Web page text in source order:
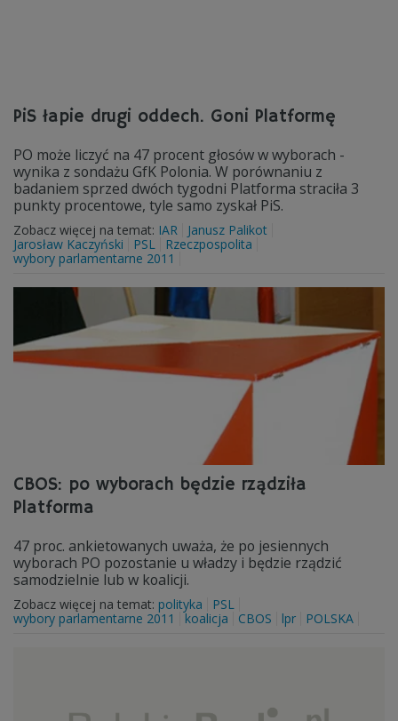
PiS łapie drugi oddech. Goni Platformę
PO może liczyć na 47 procent głosów w wyborach -
wynika z sondażu GfK Polonia. W porównaniu z
badaniem sprzed dwóch tygodni Platforma straciła 3
punkty procentowe, tyle samo zyskał PiS.
Zobacz więcej na temat: IAR
Janusz Palikot
Jarosław Kaczyński
PSL
Rzeczpospolita
wybory parlamentarne 2011
CBOS: po wyborach będzie rządziła
Platforma
47 proc. ankietowanych uważa, że po jesiennych
wyborach PO pozostanie u władzy i będzie rządzić
samodzielnie lub w koalicji.
Zobacz więcej na temat: polityka
PSL
wybory parlamentarne 2011
koalicja CBOS lpr POLSKA